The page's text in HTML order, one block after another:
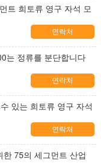
트 희토류 영구 자석 모
연락처
는 정류를 분단합니다
연락처
있는 희토류 영구 자석
연락처
75의 세그먼트 산업